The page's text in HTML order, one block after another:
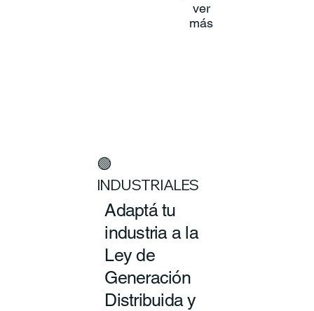
ver
más
🟢
INDUSTRIALES
Adaptá tu
industria a la
Ley de
Generación
Distribuida y